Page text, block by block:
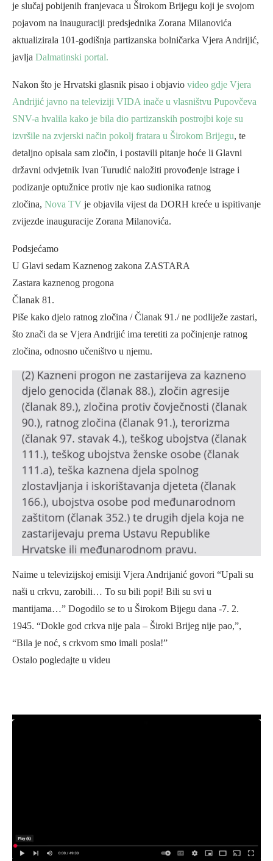
je slučaj pobijenih franjevaca u Širokom Brijegu koji je svojom
pojavom na inauguraciji predsjednika Zorana Milanovića
aktualizirala 101-godišnja partizanska bolničarka Vjera Andrijić,
javlja Dalmatinski portal.
Nakon što je Hrvatski glasnik pisao i objavio video gdje Vjera
Andrijić javno na televiziji VIDA inače u vlasništvu Pupovčeva
SNV-a hvalila kako je bila dio partizanskih postrojbi koje su
izvršile na zvjerski način pokolj fratara u Širokom Brijegu, te
detaljno opisala sam zločin, i postavili pitanje hoće li Glavni
državni odvjetnik Ivan Turudić naložiti provođenje istrage i
podizanje optužnice protiv nje kao sudionika ratnog
zločina, Nova TV je objavila vijest da DORH kreće u ispitivanje
zvijezde inauguracije Zorana Milanovića.
Podsjećamo
U Glavi sedam Kaznenog zakona ZASTARA
Zastara kaznenog progona
Članak 81.
Piše kako djelo ratnog zločina / Članak 91./ ne podliježe zastari,
što znači da se Vjera Andrijić ima teretiti za počinjenje ratnog
zločina, odnosno učeništvo u njemu.
Naime u televizijskoj emisiji Vjera Andrijanić govori “Upali su
naši u crkvu, zarobili… To su bili popi! Bili su svi u
mantijama…” Dogodilo se to u Širokom Bijegu dana -7. 2.
1945. “Dokle god crkva nije pala – Široki Brijeg nije pao,”,
“Bila je noć, s crkvom smo imali posla!”
Ostalo pogledajte u videu